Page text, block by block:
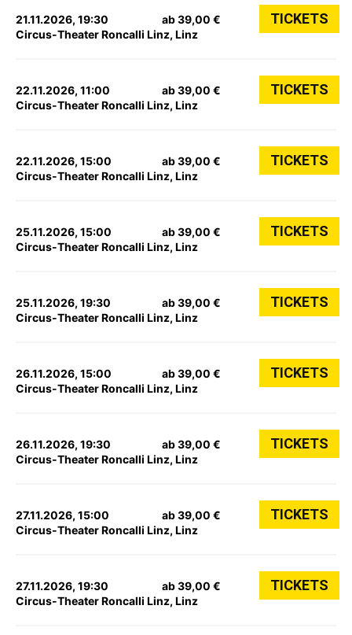
21.11.2026, 19:30
Circus-Theater Roncalli Linz, Linz
ab 39,00 € TICKETS
22.11.2026, 11:00
Circus-Theater Roncalli Linz, Linz
ab 39,00 € TICKETS
22.11.2026, 15:00
Circus-Theater Roncalli Linz, Linz
ab 39,00 € TICKETS
25.11.2026, 15:00
Circus-Theater Roncalli Linz, Linz
ab 39,00 € TICKETS
25.11.2026, 19:30
Circus-Theater Roncalli Linz, Linz
ab 39,00 € TICKETS
26.11.2026, 15:00
Circus-Theater Roncalli Linz, Linz
ab 39,00 € TICKETS
26.11.2026, 19:30
Circus-Theater Roncalli Linz, Linz
ab 39,00 € TICKETS
27.11.2026, 15:00
Circus-Theater Roncalli Linz, Linz
ab 39,00 € TICKETS
27.11.2026, 19:30
Circus-Theater Roncalli Linz, Linz
ab 39,00 € TICKETS